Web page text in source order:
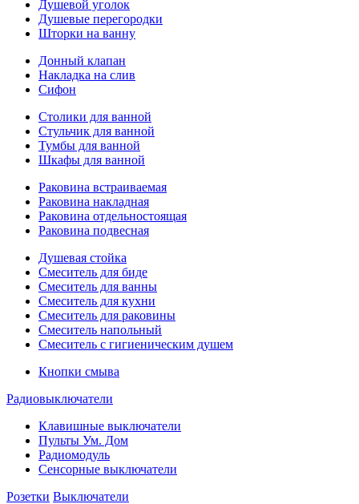
Душевой уголок
Душевые перегородки
Шторки на ванну
Донный клапан
Накладка на слив
Сифон
Столики для ванной
Стульчик для ванной
Тумбы для ванной
Шкафы для ванной
Раковина встраиваемая
Раковина накладная
Раковина отдельностоящая
Раковина подвесная
Душевая стойка
Смеситель для биде
Смеситель для ванны
Смеситель для кухни
Смеситель для раковины
Смеситель напольный
Смеситель с гигиеническим душем
Кнопки смыва
Радиовыключатели
Клавишные выключатели
Пульты Ум. Дом
Радиомодуль
Сенсорные выключатели
Розетки Выключатели